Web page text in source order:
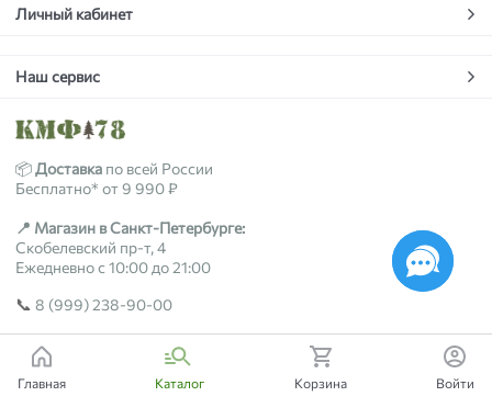
Личный кабинет
Наш сервис
📦Доставка по всей России
Бесплатно* от 9 990 ₽
📍 Магазин в Санкт-Петербурге:
Скобелевский пр-т, 4
Ежедневно с 10:00 до 21:00
📞 8 (999) 238-90-00
2018-2026 © kmf78.ru
Главная Каталог Корзина Войти